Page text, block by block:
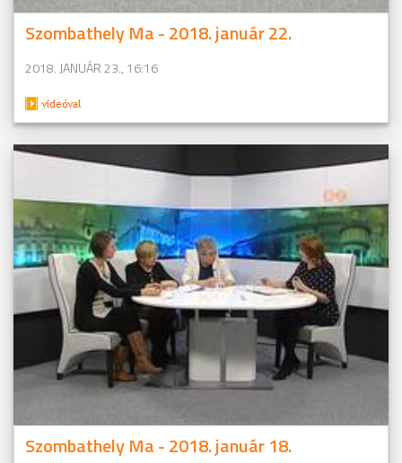
Szombathely Ma - 2018. január 22.
2018. JANUÁR 23., 16:16
Szombathely Ma - 2018. január 18.